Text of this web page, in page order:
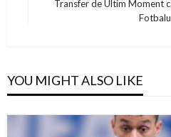
Next
Transfer de Ultim Moment
YOU MIGHT ALSO LIKE